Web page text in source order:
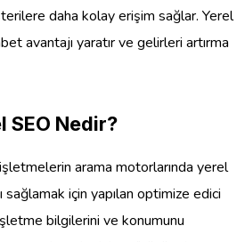
daha kolay erişim sağlar. Yerel
avantajı yaratır ve gelirleri artırma
SEO Nedir?
arama motorlarında yerel
sağlamak için yapılan optimize edici
bilgilerini ve konumunu